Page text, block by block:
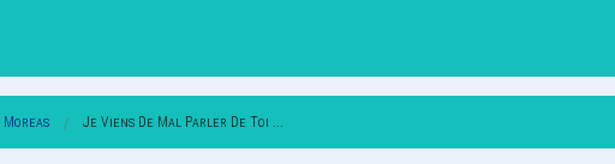
Moreas Je Viens De Mal Parler De Toi ...